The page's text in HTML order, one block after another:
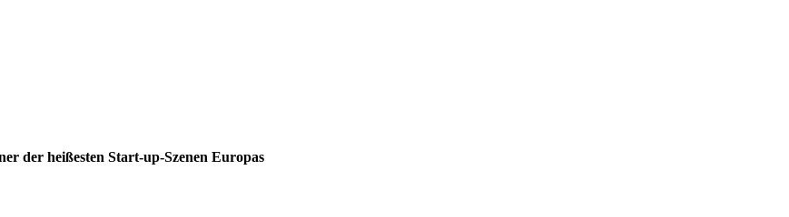
der heißesten Start-up-Szenen Europas